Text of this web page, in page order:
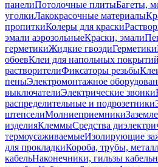
панелиПотолочные плитыБагеты,
уголкиЛакокрасочные материалы
пропиткиКолеры для краски
эмали аэрозольныеКраски, эмали
герметикиЖидкие гвоздиГерметики
обоевКлеи для напольных покрытий
растворителиФиксаторы резьбы
пеныЭлектромонтажное
выключателиЭлектрические звонки
распределительные и подрозетники
штепселиМолниеприемники
изделияКлеммыСредства
термоусаживаемыеИзолирующие
для прокладкиКороба, трубы,
кабельНаконечники, гильзы